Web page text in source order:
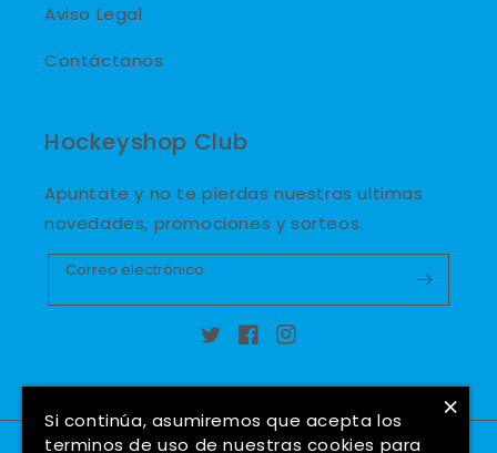
Aviso Legal
Contáctanos
Hockeyshop Club
Apuntate y no te pierdas nuestras ultimas
novedades, promociones y sorteos.
Correo electrónico
TwitterFacebookInstagram
×
Si continúa, asumiremos que acepta los
terminos de uso de nuestras cookies para